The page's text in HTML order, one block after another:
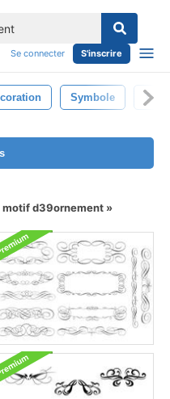
Se connecter S'inscrire
Symbole
motif d39ornement